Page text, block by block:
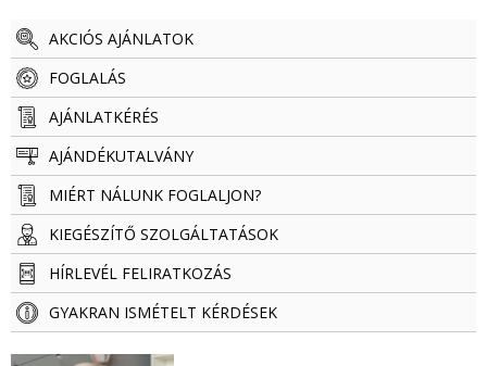
AKCIÓS AJÁNLATOK
FOGLALÁS
AJÁNLATKÉRÉS
AJÁNDÉKUTALVÁNY
MIÉRT NÁLUNK FOGLALJON?
KIEGÉSZÍTŐ SZOLGÁLTATÁSOK
HÍRLEVÉL FELIRATKOZÁS
GYAKRAN ISMÉTELT KÉRDÉSEK